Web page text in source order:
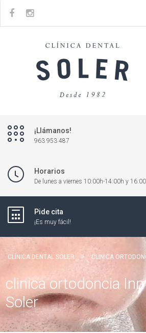
¡Llámanos!
963 953 487
Horarios
De lunes a viernes 10:00h-14:00h y
Pide cita
¡Es muy fácil!
CLÍNICA DENTAL SOLER > CLINICA
clinica ortodoncia
Soler